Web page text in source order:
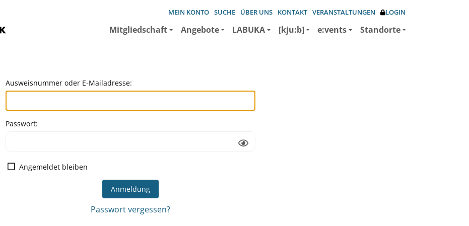
MEIN KONTO SUCHE ÜBER UNS KONTAKT VERANSTALTUNGEN LOGIN
Mitgliedschaft Angebote LABUKA [kju:b] e:vents Standorte
Ausweisnummer oder E-Mailadresse:
Passwort:
Angemeldet bleiben
Passwort vergessen?